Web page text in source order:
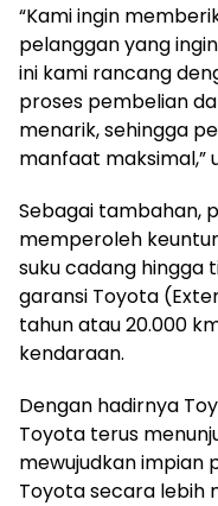
“Kami ingin
pelanggan yang
ini kami rancang
proses pembelian
menarik, sehingga
manfaat maksimal,”
Sebagai tambahan,
memperoleh
suku cadang hingga
garansi Toyota
tahun atau 20.000
kendaraan.
Dengan hadirnya
Toyota terus
mewujudkan impian
Toyota secara lebih